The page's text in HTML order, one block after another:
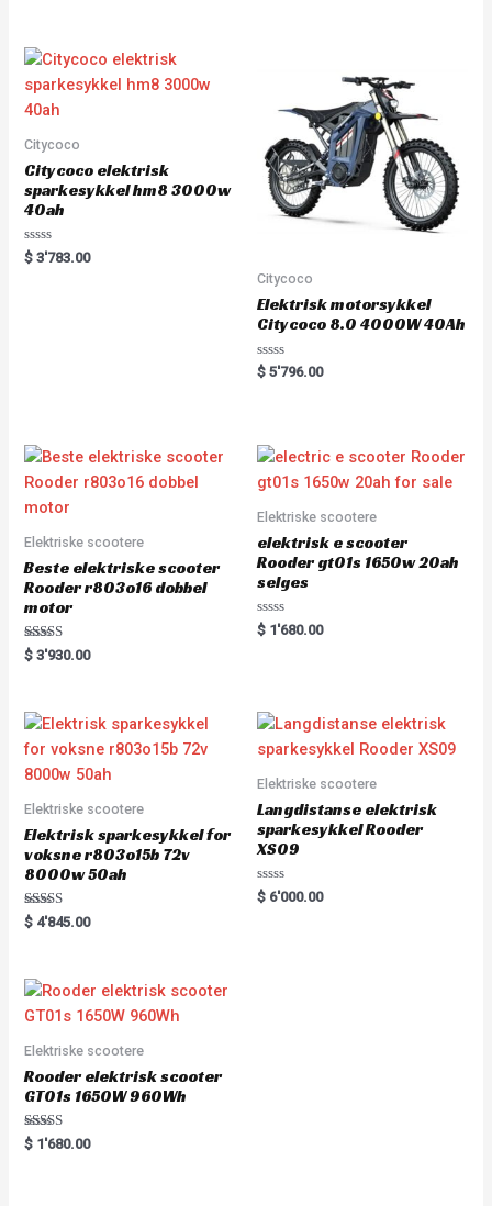
Citycoco
Citycoco elektrisk
sparkesykkel hm8 3000w
40ah
Rated
0
$ 3'783.00
Citycoco
Elektrisk motorsykkel
Citycoco 8.0 4000W 40Ah
Rated
0
$ 5'796.00
Elektriske scootere
Beste elektriske scooter
Rooder r803o16 dobbel
motor
Rated
5.00
$ 3'930.00
Elektriske scootere
elektrisk e scooter
Rooder gt01s 1650w 20ah
selges
Rated
0
$ 1'680.00
Elektriske scootere
Elektrisk sparkesykkel for
voksne r803o15b 72v
8000w 50ah
Rated
5.00
$ 4'845.00
Elektriske scootere
Langdistanse elektrisk
sparkesykkel Rooder
XS09
Rated
0
$ 6'000.00
Elektriske scootere
Rooder elektrisk scooter
GT01s 1650W 960Wh
Rated
5.00
$ 1'680.00